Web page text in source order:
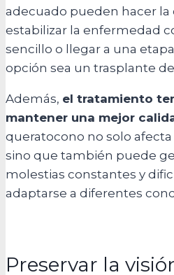
adecuado pueden hacer
estabilizar la enfermedad
sencillo o llegar a una
opción sea un trasplante
Además, el tratamiento
mantener una mejor
queratocono no solo afecta
sino que también puede
molestias constantes y
adaptarse a diferentes
Preservar la